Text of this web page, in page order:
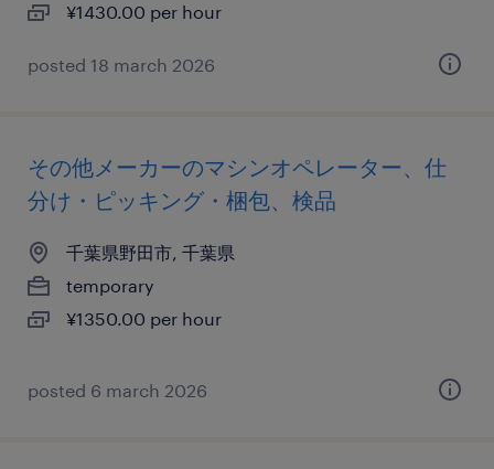
¥1430.00 per hour
posted 18 march 2026
その他メーカーのマシンオペレーター、仕
分け・ピッキング・梱包、検品
千葉県野田市, 千葉県
temporary
¥1350.00 per hour
posted 6 march 2026